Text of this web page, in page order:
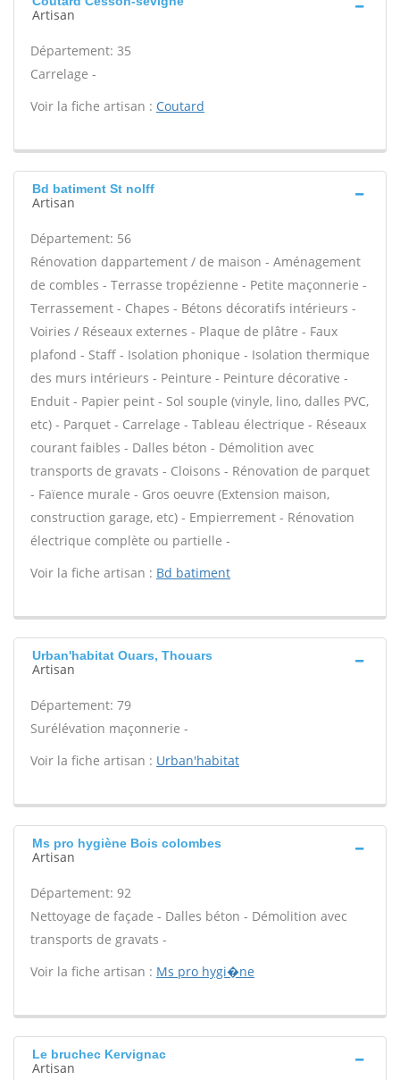
Artisan
Département: 35
Carrelage -
Voir la fiche artisan : Coutard
Bd batiment St nolff
Artisan
Département: 56
Rénovation dappartement / de maison - Aménagement
de combles - Terrasse tropézienne - Petite maçonnerie -
Terrassement - Chapes - Bétons décoratifs intérieurs -
Voiries / Réseaux externes - Plaque de plâtre - Faux
plafond - Staff - Isolation phonique - Isolation thermique
des murs intérieurs - Peinture - Peinture décorative -
Enduit - Papier peint - Sol souple (vinyle, lino, dalles PVC,
etc) - Parquet - Carrelage - Tableau électrique - Réseaux
courant faibles - Dalles béton - Démolition avec
transports de gravats - Cloisons - Rénovation de parquet
- Faïence murale - Gros oeuvre (Extension maison,
construction garage, etc) - Empierrement - Rénovation
électrique complète ou partielle -
Voir la fiche artisan : Bd batiment
Urban'habitat Ouars, Thouars
Artisan
Département: 79
Surélévation maçonnerie -
Voir la fiche artisan : Urban'habitat
Ms pro hygiène Bois colombes
Artisan
Département: 92
Nettoyage de façade - Dalles béton - Démolition avec
transports de gravats -
Voir la fiche artisan : Ms pro hygi�ne
Le bruchec Kervignac
Artisan